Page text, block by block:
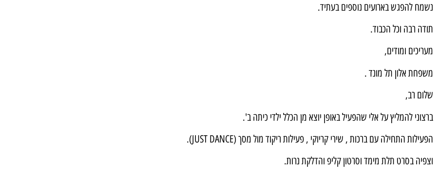
נשמח להפגש בארועים נוספים בעתיד.
תודה רבה וכל הכבוד.
מעריכים ומודים,
משפחת אלון תל מונד .
שלום רב,
ברצוני להמליץ על אלי שהפעיל באופן יוצא מן הכלל ילדי כיתה ב'.
הפעילות התחילה עם ברכות , שירי קריוקי , פעילות ריקוד מול מסך (JUST DANCE).
וצפיה בסרט תלת מימד וסרטון קליפ והדלקת נרות.